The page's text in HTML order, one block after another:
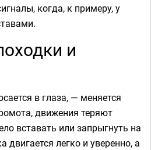
когда, к примеру, у
и
в глаза, — меняется
движения теряют
вставать или запрыгнуть на
двигается легко и уверенно, а